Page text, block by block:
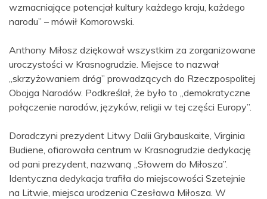
wzmacniające potencjał kultury każdego kraju, każdego
narodu” – mówił Komorowski.
Anthony Miłosz dziękował wszystkim za zorganizowane
uroczystości w Krasnogrudzie. Miejsce to nazwał
„skrzyżowaniem dróg” prowadzących do Rzeczpospolitej
Obojga Narodów. Podkreślał, że było to „demokratyczne
połączenie narodów, języków, religii w tej części Europy”.
Doradczyni prezydent Litwy Dalii Grybauskaite, Virginia
Budiene, ofiarowała centrum w Krasnogrudzie dedykację
od pani prezydent, nazwaną „Słowem do Miłosza”.
Identyczna dedykacja trafiła do miejscowości Szetejnie
na Litwie, miejsca urodzenia Czesława Miłosza. W